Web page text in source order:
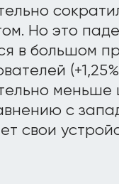
Но это
в большом
меньше
с
свои